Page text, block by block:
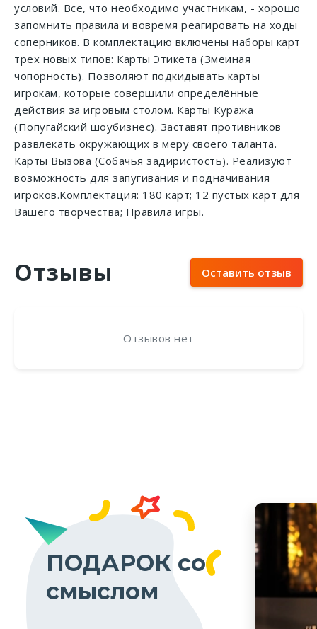
условий. Все, что необходимо участникам, - хорошо
запомнить правила и вовремя реагировать на ходы
соперников. В комплектацию включены наборы карт
трех новых типов: Карты Этикета (Змеиная
чопорность). Позволяют подкидывать карты
игрокам, которые совершили определённые
действия за игровым столом. Карты Куража
(Попугайский шоубизнес). Заставят противников
развлекать окружающих в меру своего таланта.
Карты Вызова (Собачья задиристость). Реализуют
возможность для запугивания и подначивания
игроков.Комплектация: 180 карт; 12 пустых карт для
Вашего творчества; Правила игры.
Отзывы Оставить отзыв
Отзывов нет
ПОДАРОК со
смыслом